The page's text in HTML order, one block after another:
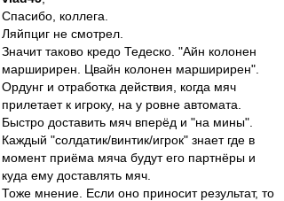
Спасибо, коллега.
Ляйпциг не смотрел.
Значит таково кредо Тедеско. "Айн колонен
марширирен. Цвайн колонен марширирен".
Ордунг и отработка действия, когда мяч
прилетает к игроку, на у ровне автомата.
Быстро доставить мяч вперёд и "на мины".
Каждый "солдатик/винтик/игрок" знает где в
момент приёма мяча будут его партнёры и
куда ему доставлять мяч.
Тоже мнение. Если оно приносит результат, то